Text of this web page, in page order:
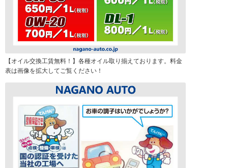
【オイル交換工賃無料！】各種オイル取り揃えております。料金
表は画像を拡大してご覧ください！